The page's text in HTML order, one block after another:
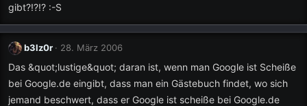
gibt?!?!? :-S
b3lz0r 28. März 2006
Das &quot;lustige&quot; daran ist, wenn man Google ist Scheiße
bei Google.de eingibt, dass man ein Gästebuch findet, wo sich
jemand beschwert, dass er Google ist scheiße bei Google.de